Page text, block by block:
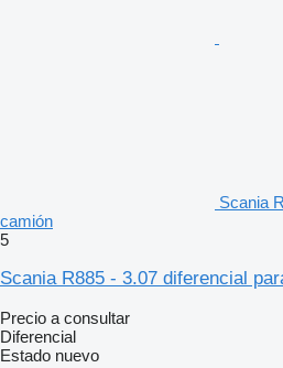
Scania
camión
5
Scania R885 - 3.07 diferencial
Precio a consultar
Diferencial
Estado nuevo